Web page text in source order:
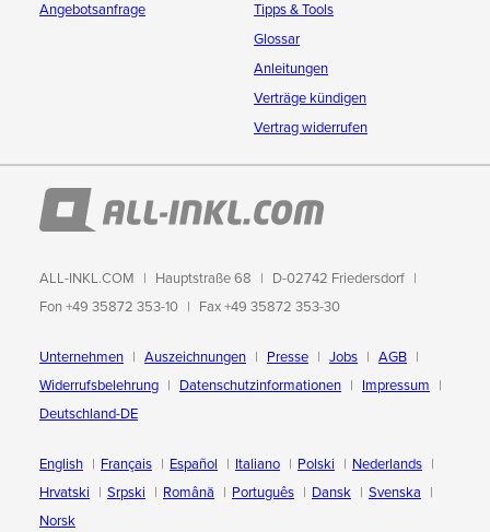
Angebotsanfrage
Tipps & Tools
Glossar
Anleitungen
Verträge kündigen
Vertrag widerrufen
ALL-INKL.COM Hauptstraße 68
D-02742 Friedersdorf
Fon +49 35872 353-10
Fax +49 35872 353-30
Unternehmen Auszeichnungen Presse Jobs
AGB
Widerrufsbelehrung
Datenschutzinformationen
Impressum
Deutschland-DE
English Français Español Italiano Polski
Nederlands
Hrvatski
Srpski Română Português Dansk
Svenska
Norsk